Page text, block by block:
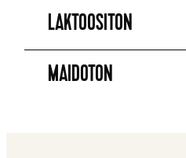
LAKTOOSITON
MAIDOTON